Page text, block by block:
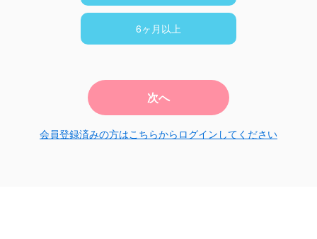
6ヶ月以上
次へ
会員登録済みの方はこちらからログインしてください